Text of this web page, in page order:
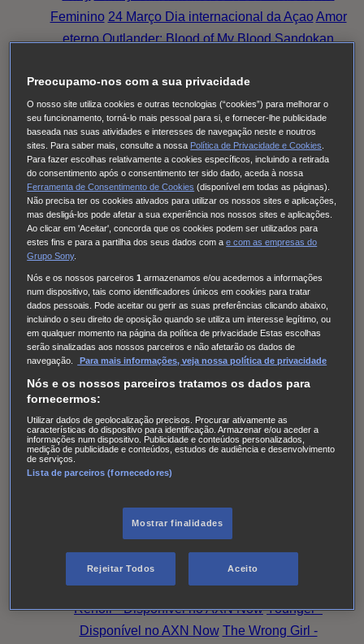
Feminino 24 Março Dia internacional da Açao Amor
eterno Outlander: Blood of My Blood Sandokan
Fruto Proibido This City Is Ours
HUDSON & REX Cobra Kai Family Talks: Silver
Generation
O MEU NOME É FARAH
THE
NARROW ROAD TO THE DEEP NORTH Tom &
Lola Long Bright RiverAlert Doutora Larsen
309 Red Eye High Country Family Talks: Luta Rosa,
Pensa Rosa (2024) Family Talks: Mulheres WOW
Homem Errado S.W.A.T.: Força de intervenção
Viola Come Il Mare
Luta Rosa, Pensa Rosa (2023) Pássaro Sonhador
Cinema à Portuguesa Os Filmes da Tua Vida
Cinema com C Maiúsculo Frente a Frente Three
Pines The Good Karma Hospital Einstein O Paraíso
das SenhorasAlert: Unidade de Pessoas
Desaparecidas Accused Battle Creek Monarch
Disponível no AXN NowAmazing Grace -
Disponível no AXN Now Family Law - Disponível no
AXN Now Good Sam - Disponível no AXN Now
& Rex - Disponível no AXN Now
Family Law Family Talks: Mais Família,
Mais Amor Magpie Murders Amazing Grace
Substituta - Disponível no AXN Now Candice
Renoir - Disponível no AXN Now Younger -
Disponível no AXN Now The Wrong Girl -
Preocupamo-nos com a sua privacidade
O nosso site utiliza cookies e outras tecnologias (“cookies”) para melhorar o
seu funcionamento, torná-lo mais pessoal para si, e fornecer-lhe publicidade
baseada nas suas atividades e interesses de navegação neste e noutros
sites. Para saber mais, consulte a nossa Política de Privacidade e Cookies
Para fazer escolhas relativamente a cookies específicos, incluindo a retirada
do consentimento após o consentimento ter sido dado, aceda à nossa
Ferramenta de Consentimento de Cookies (disponível em todas as páginas).
Não precisa ter os cookies ativados para utilizar os nossos sites e aplicações,
mas desligá-los pode afetar a sua experiência nos nossos sites e aplicações.
Ao clicar em 'Aceitar', concorda que os cookies podem ser utilizados para
estes fins e para a partilha dos seus dados com ae comas empresas do
Grupo Sony.
Nós e os nossos parceiros1 armazenamos e/ou acedemos a informações
num dispositivo, tais como identificadores únicos em cookies para tratar
dados pessoais. Pode aceitar ou gerir as suas preferências clicando abaixo,
incluindo o seu direito de oposição quando se utiliza um interesse legítimo, ou
em qualquer momento na página da política de privacidade Estas escolhas
serão sinalizadas aos nossos parceiros e não afetarão os dados de
navegação.
Para mais informações, veja nossa política de privacidade
Nós e os nossos parceiros tratamos os dados para
fornecermos:
Utilizar dados de geolocalização precisos. Procurar ativamente as
características do dispositivo para identificação. Armazenar e/ou aceder a
informações num dispositivo. Publicidade e conteúdos personalizados,
medição de publicidade e conteúdos, estudos de audiência e desenvolvimento
de serviços.
Lista de parceiros (fornecedores)
Mostrar finalidades
Rejeitar Todos Aceito